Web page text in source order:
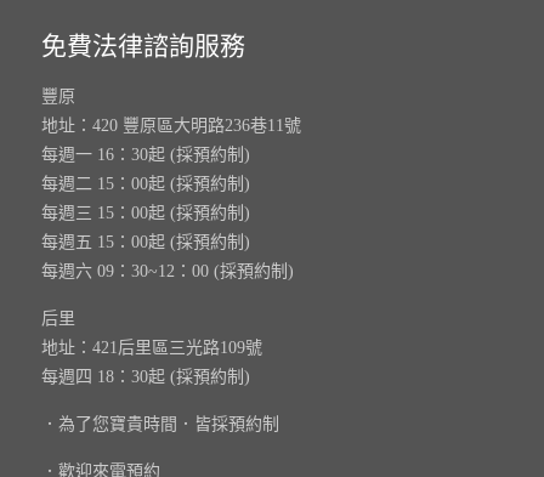
免費法律諮詢服務
豐原
地址：420 豐原區大明路236巷11號
每週一 16：30起 (採預約制)
每週二 15：00起 (採預約制)
每週三 15：00起 (採預約制)
每週五 15：00起 (採預約制)
每週六 09：30~12：00 (採預約制)
后里
地址：421后里區三光路109號
每週四 18：30起 (採預約制)
．為了您寶貴時間．皆採預約制
．歡迎來電預約